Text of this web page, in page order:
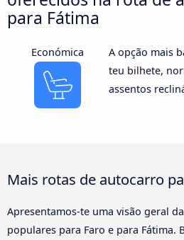
para Fátima
Económica
A opção mais
teu bilhete,
assentos
Mais rotas de autocarro
Apresentamos-te uma visão geral
populares para Faro e para Fátima.